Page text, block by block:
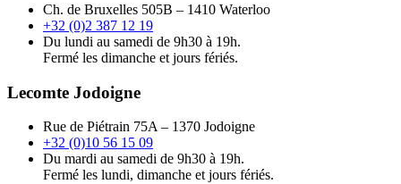
Ch. de Bruxelles 505B – 1410 Waterloo
+32 (0)2 387 12 19
Du lundi au samedi de 9h30 à 19h.
Fermé les dimanche et jours fériés.
Lecomte Jodoigne
Rue de Piétrain 75A – 1370 Jodoigne
+32 (0)10 56 15 09
Du mardi au samedi de 9h30 à 19h.
Fermé les lundi, dimanche et jours fériés.